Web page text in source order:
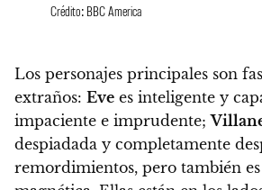
Crédito: BBC America
Los personajes principales son
extraños: Eve es inteligente y
impaciente e imprudente;
despiadada y completamente
remordimientos, pero también